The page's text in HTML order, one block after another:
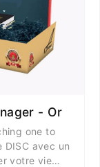
- Or
one to
DISC avec un
votre vie